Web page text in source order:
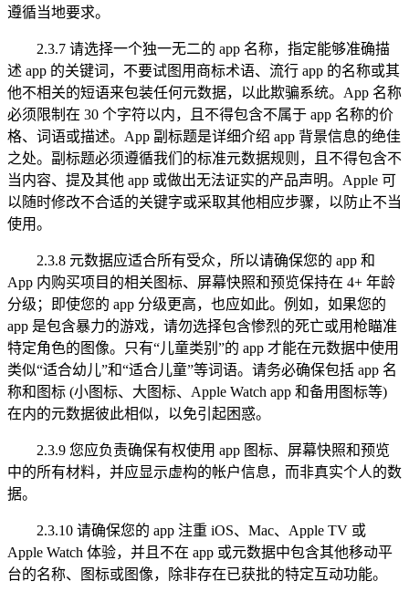
遵循当地要求。
2.3.7 请选择一个独一无二的 app 名称，指定能够准确描
述 app 的关键词，不要试图用商标术语、流行 app 的名称或其
他不相关的短语来包装任何元数据，以此欺骗系统。App 名称
必须限制在 30 个字符以内，且不得包含不属于 app 名称的价
格、词语或描述。App 副标题是详细介绍 app 背景信息的绝佳
之处。副标题必须遵循我们的标准元数据规则，且不得包含不
当内容、提及其他 app 或做出无法证实的产品声明。Apple 可
以随时修改不合适的关键字或采取其他相应步骤，以防止不当
使用。
2.3.8 元数据应适合所有受众，所以请确保您的 app 和
App 内购买项目的相关图标、屏幕快照和预览保持在 4+ 年龄
分级；即使您的 app 分级更高，也应如此。例如，如果您的
app 是包含暴力的游戏，请勿选择包含惨烈的死亡或用枪瞄准
特定角色的图像。只有“儿童类别”的 app 才能在元数据中使用
类似“适合幼儿”和“适合儿童”等词语。请务必确保包括 app 名
称和图标 (小图标、大图标、Apple Watch app 和备用图标等)
在内的元数据彼此相似，以免引起困惑。
2.3.9 您应负责确保有权使用 app 图标、屏幕快照和预览
中的所有材料，并应显示虚构的帐户信息，而非真实个人的数
据。
2.3.10 请确保您的 app 注重 iOS、Mac、Apple TV 或
Apple Watch 体验，并且不在 app 或元数据中包含其他移动平
台的名称、图标或图像，除非存在已获批的特定互动功能。